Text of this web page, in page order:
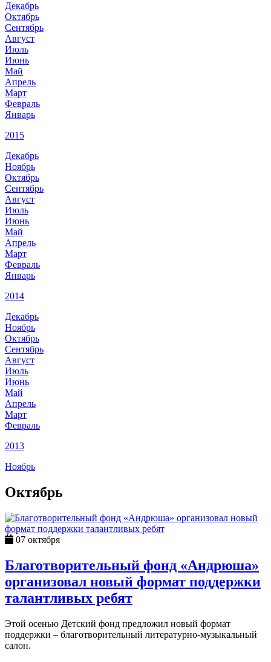
Декабрь
Октябрь
Сентябрь
Август
Июль
Июнь
Май
Апрель
Март
Февраль
Январь
2015
Декабрь
Ноябрь
Октябрь
Сентябрь
Август
Июль
Июнь
Май
Апрель
Март
Февраль
Январь
2014
Декабрь
Ноябрь
Октябрь
Сентябрь
Август
Июль
Июнь
Май
Апрель
Март
Февраль
2013
Ноябрь
Октябрь
07 октября
Благотворительный фонд «Андрюша»
организовал новый формат поддержки
талантливых ребят
Этой осенью Детский фонд предложил новый формат
поддержки – благотворительный литературно-музыкальный
салон.